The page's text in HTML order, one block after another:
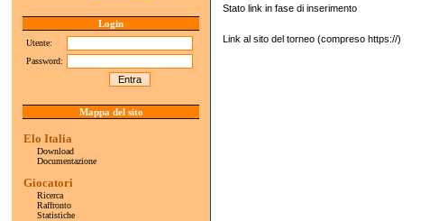
Login
Utente:
Password:
Mappa del sito
Elo Italia
Download
Documentazione
Giocatori
Ricerca
Raffronto
Statistiche
Stato link in fase di inserimento
Link al sito del torneo (compreso https://)